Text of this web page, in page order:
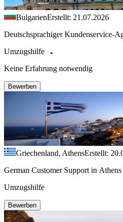
BulgarienErstellt: 21.07.2026
Deutschsprachiger Kundenservice-
Umzugshilfe
Keine Erfahrung notwendig
Bewerben
Griechenland, AthensErstellt:
German Customer Support in
Umzugshilfe
Bewerben